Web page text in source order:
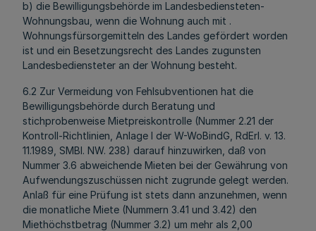
b) die Bewilligungsbehörde im Landesbediensteten-
Wohnungsbau, wenn die Wohnung auch mit .
Wohnungsfürsorgemitteln des Landes gefördert worden
ist und ein Besetzungsrecht des Landes zugunsten
Landesbediensteter an der Wohnung besteht.
6.2 Zur Vermeidung von Fehlsubventionen hat die
Bewilligungsbehörde durch Beratung und
stichprobenweise Mietpreiskontrolle (Nummer 2.21 der
Kontroll-Richtlinien, Anlage l der W-WoBindG, RdErl. v. 13.
11.1989, SMBl. NW. 238) darauf hinzuwirken, daß von
Nummer 3.6 abweichende Mieten bei der Gewährung von
Aufwendungszuschüssen nicht zugrunde gelegt werden.
Anlaß für eine Prüfung ist stets dann anzunehmen, wenn
die monatliche Miete (Nummern 3.41 und 3.42) den
Miethöchstbetrag (Nummer 3.2) um mehr als 2,00